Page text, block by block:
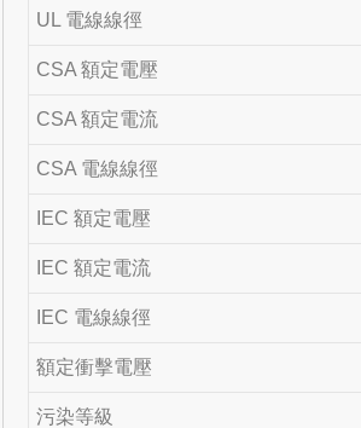
UL 電線線徑
CSA 額定電壓
CSA 額定電流
CSA 電線線徑
IEC 額定電壓
IEC 額定電流
IEC 電線線徑
額定衝擊電壓
污染等級